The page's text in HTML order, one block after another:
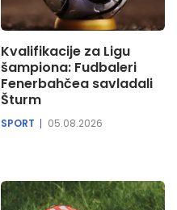
Kvalifikacije za Ligu
šampiona: Fudbaleri
Fenerbahčea savladali
Šturm
SPORT 05.08.2026